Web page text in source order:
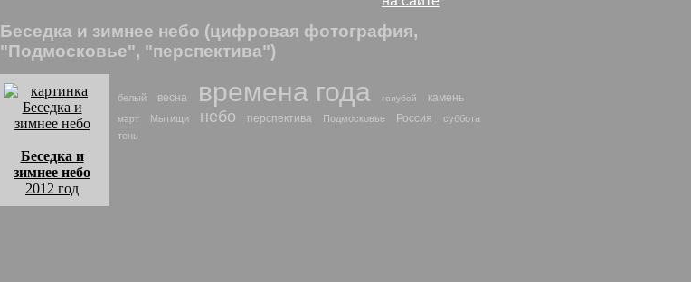
Беседка и зимнее небо (цифровая фотография,
"Подмосковье", "перспектива")
Беседка и
зимнее небо
2012 год
белый весна времена года голубой камень
март Мытищи небо перспектива Подмосковье Россия
суббота
тень